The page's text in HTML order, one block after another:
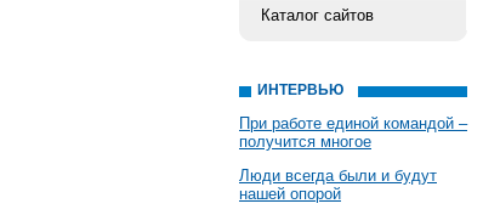
Каталог сайтов
ИНТЕРВЬЮ
При работе единой командой –
получится многое
Люди всегда были и будут
нашей опорой